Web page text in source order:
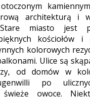
architekturą i
miasto jest
kościołów i
kolorowych
Ulice są
od domów w
po
świeże owoce.